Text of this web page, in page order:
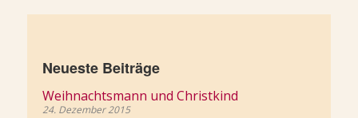
Neueste Beiträge
Weihnachtsmann und Christkind
24. Dezember 2015